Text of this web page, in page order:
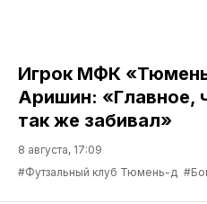
Игрок МФК
Аришин: «Главное,
так же забивал»
8 августа, 17:09
#Футзальный клуб Тюмень-д